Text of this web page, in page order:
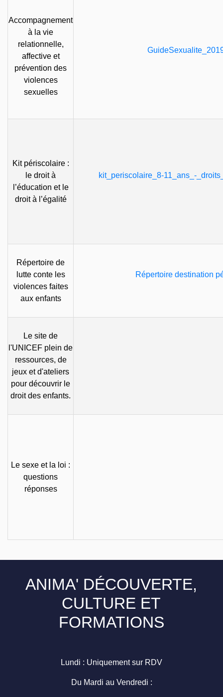
Accompagnement
à la vie
relationnelle,
affective et
prévention des
violences
sexuelles
Kit périscolaire :
le droit à
l’éducation et le
droit à l’égalité
kit_periscolaire_8-11_ans_-
Répertoire de
lutte conte les
violences faites
aux enfants
Répertoire destination
Le site de
l'UNICEF plein de
ressources, de
jeux et d'ateliers
pour découvrir le
droit des enfants.
Le sexe et la loi :
questions
réponses
ANIMA' DÉCOUVERTE,
CULTURE ET
FORMATIONS
Lundi : Uniquement sur RDV
Du Mardi au Vendredi :